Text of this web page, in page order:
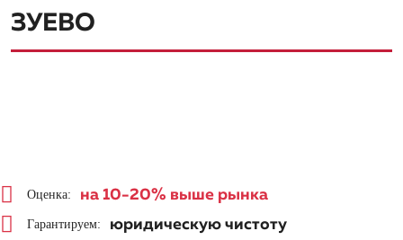
ЗУЕВО
Оценка: на 10-20% выше рынка
Гарантируем: юридическую чистоту